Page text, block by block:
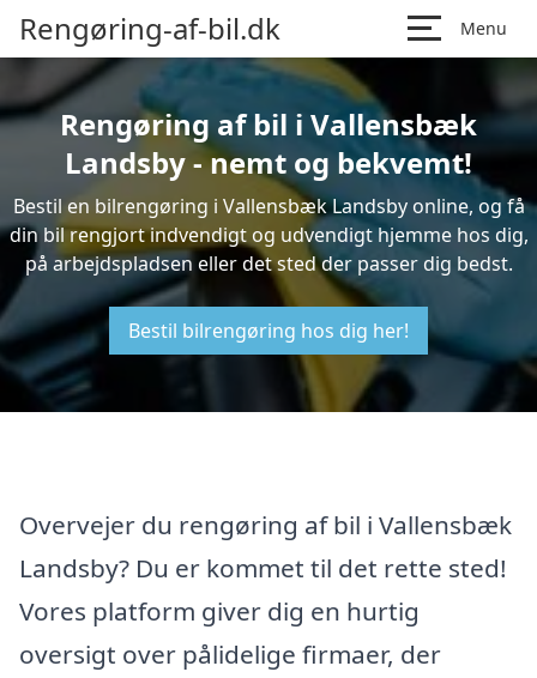
Rengøring-af-bil.dk Menu
Rengøring af bil i Vallensbæk
Landsby - nemt og bekvemt!
Bestil en bilrengøring i Vallensbæk Landsby online, og få
din bil rengjort indvendigt og udvendigt hjemme hos dig,
på arbejdspladsen eller det sted der passer dig bedst.
Bestil bilrengøring hos dig her!
Overvejer du rengøring af bil i Vallensbæk
Landsby? Du er kommet til det rette sted!
Vores platform giver dig en hurtig
oversigt over pålidelige firmaer, der